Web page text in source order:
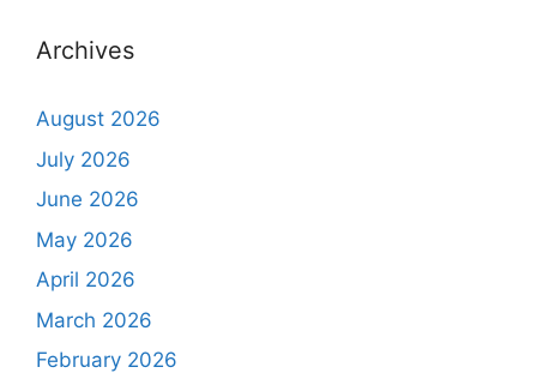
Archives
August 2026
July 2026
June 2026
May 2026
April 2026
March 2026
February 2026